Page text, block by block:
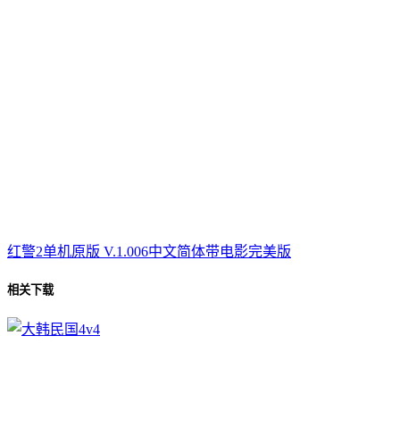
红警2单机原版 V.1.006中文简体带电影完美版
相关下载